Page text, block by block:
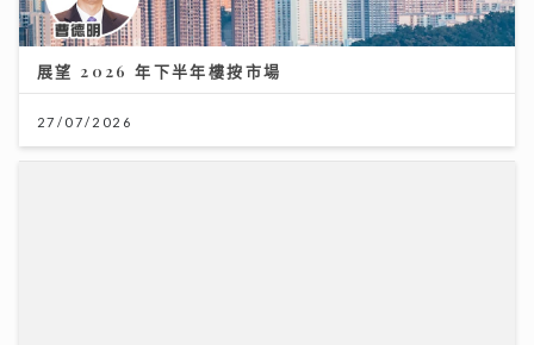
展望 2026 年下半年樓按市場
27/07/2026